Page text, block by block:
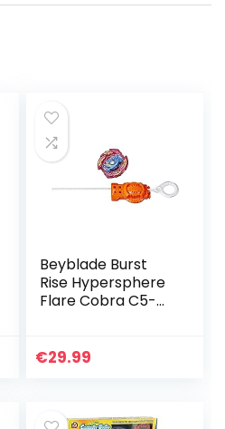
Beyblade Burst
Rise Hypersphere
Flare Cobra C5-
het type:
€29.99